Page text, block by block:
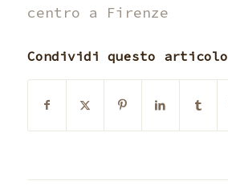
centro a Firenze
Condividi questo articolo